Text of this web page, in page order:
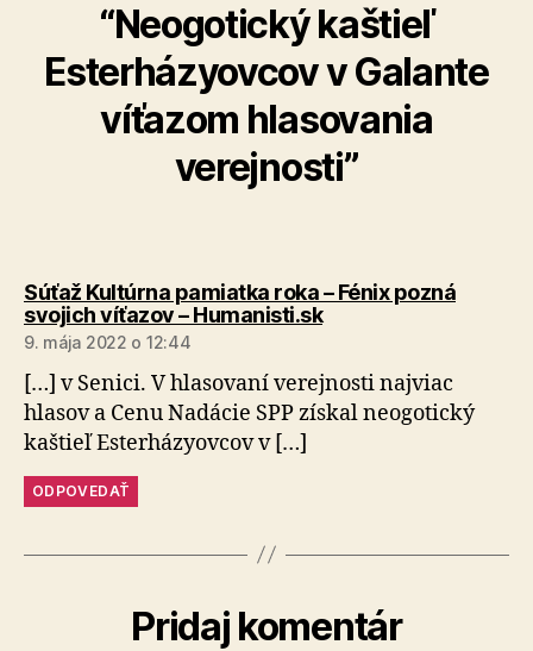
“Neogotický kaštieľ
Esterházyovcov v Galante
víťazom hlasovania
verejnosti”
Súťaž Kultúrna pamiatka roka – Fénix pozná
svojich víťazov – Humanisti.skhovorí:
9. mája 2022 o 12:44
[…] v Senici. V hlasovaní verejnosti najviac
hlasov a Cenu Nadácie SPP získal neogotický
kaštieľ Esterházyovcov v […]
ODPOVEDAŤ
Pridaj komentár